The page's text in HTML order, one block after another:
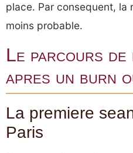
place. Par consequent,
moins probable.
Le parcours
apres un burn
La premiere
Paris